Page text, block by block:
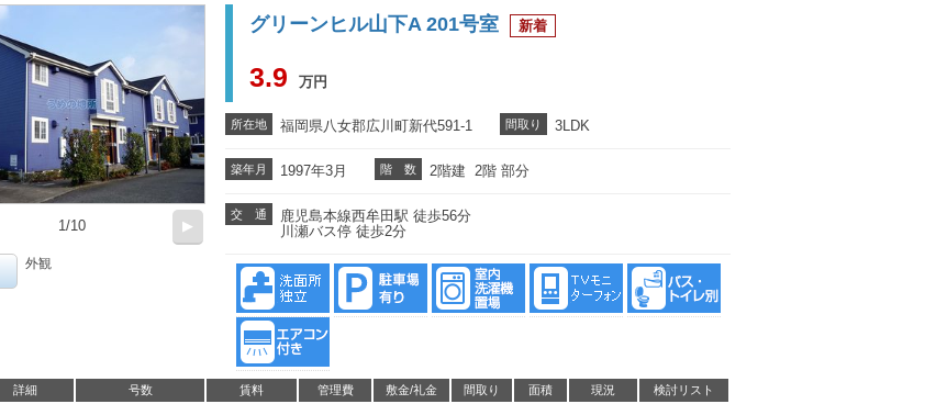
1/10 ▶
外観
グリーンヒル山下A 201号室
3.9 万円
所在地 福岡県八女郡広川町新代591-1 間取り 3LDK
築年月 1997年3月 階 数 2階建 2階 部分
交 通
鹿児島本線西牟田駅 徒歩56分
川瀬バス停 徒歩2分
詳細 号数 賃料 管理費 敷金/礼金 間取り 面積 現況 検討リスト